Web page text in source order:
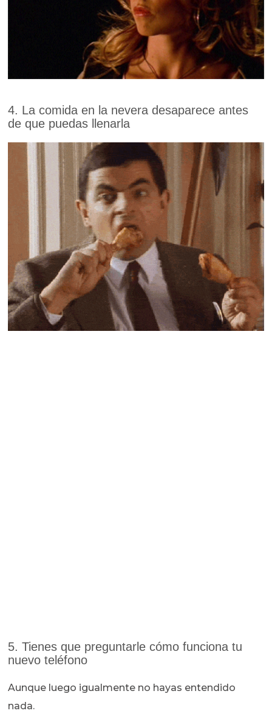
4. La comida en la nevera desaparece antes
de que puedas llenarla
5. Tienes que preguntarle cómo funciona tu
nuevo teléfono
Aunque luego igualmente no hayas entendido
nada.